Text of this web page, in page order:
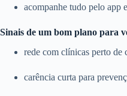
acompanhe tudo pelo app
Sinais de um bom plano para
rede com clínicas perto de
carência curta para